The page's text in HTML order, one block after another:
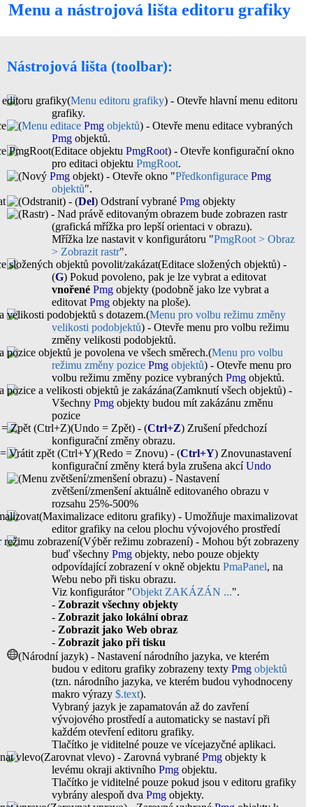
Menu a nástrojová lišta editoru grafiky
Nástrojová lišta (toolbar):
(Menu editoru grafiky) - Otevře hlavní menu editoru
grafiky.
(Menu editace Pmg objektů) - Otevře menu editace vybraných
Pmg objektů.
(Editace objektu PmgRoot) - Otevře konfigurační okno
pro editaci objektu PmgRoot.
(Nový Pmg objekt) - Otevře okno "Předkonfigurace Pmg
objektů".
(Odstranit) - (Del) Odstraní vybrané Pmg objekty
(Rastr) - Nad právě editovaným obrazem bude zobrazen rastr
(grafická mřížka pro lepší orientaci v obrazu).
Mřížka lze nastavit v konfigurátoru "PmgRoot > Obraz
> Zobrazit rastr".
(Editace složených objektů) -
(G) Pokud povoleno, pak je lze vybrat a editovat
vnořené Pmg objekty (podobně jako lze vybrat a
editovat Pmg objekty na ploše).
(Menu pro volbu režimu změny
velikosti podobjektů) - Otevře menu pro volbu režimu
změny velikosti podobjektů.
(Menu pro volbu
režimu změny pozice Pmg objektů) - Otevře menu pro
volbu režimu změny pozice vybraných Pmg objektů.
(Zamknutí všech objektů) -
Všechny Pmg objekty budou mít zakázánu změnu
pozice
(Undo = Zpět) - (Ctrl+Z) Zrušení předchozí
konfigurační změny obrazu.
(Redo = Znovu) - (Ctrl+Y) Znovunastavení
konfigurační změny která byla zrušena akcíUndo
(Menu zvětšení/zmenšení obrazu) - Nastavení
zvětšení/zmenšení aktuálně editovaného obrazu v
rozsahu 25%-500%
(Maximalizace editoru grafiky) - Umožňuje maximalizovat
editor grafiky na celou plochu vývojového prostředí
(Výběr režimu zobrazení) - Mohou být zobrazeny
buď všechny Pmg objekty, nebo pouze objekty
odpovídající zobrazení v okně objektu PmaPanel, na
Webu nebo při tisku obrazu.
Viz konfigurátor "Objekt ZAKÁZÁN ...".
- Zobrazit všechny objekty
- Zobrazit jako lokální obraz
- Zobrazit jako Web obraz
- Zobrazit jako při tisku
(Národní jazyk) - Nastavení národního jazyka, ve kterém
budou v editoru grafiky zobrazeny texty Pmg objektů
(tzn. národního jazyka, ve kterém budou vyhodnoceny
makro výrazy $.text).
Vybraný jazyk je zapamatován až do zavření
vývojového prostředí a automaticky se nastaví při
každém otevření editoru grafiky.
Tlačítko je viditelné pouze ve vícejazyčné aplikaci.
(Zarovnat vlevo) - Zarovná vybrané Pmg objekty k
levému okraji aktivního Pmg objektu.
Tlačítko je viditelné pouze pokud jsou v editoru grafiky
vybrány alespoň dva Pmg objekty.